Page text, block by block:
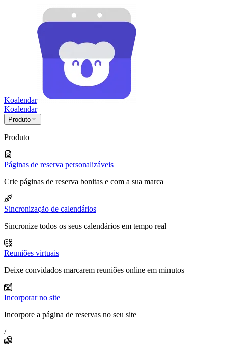
Koalendar
Koalendar
Produto
Produto
Páginas de reserva personalizáveis
Crie páginas de reserva bonitas e com a sua marca
Sincronização de calendários
Sincronize todos os seus calendários em tempo real
Reuniões virtuais
Deixe convidados marcarem reuniões online em minutos
Incorporar no site
Incorpore a página de reservas no seu site
/